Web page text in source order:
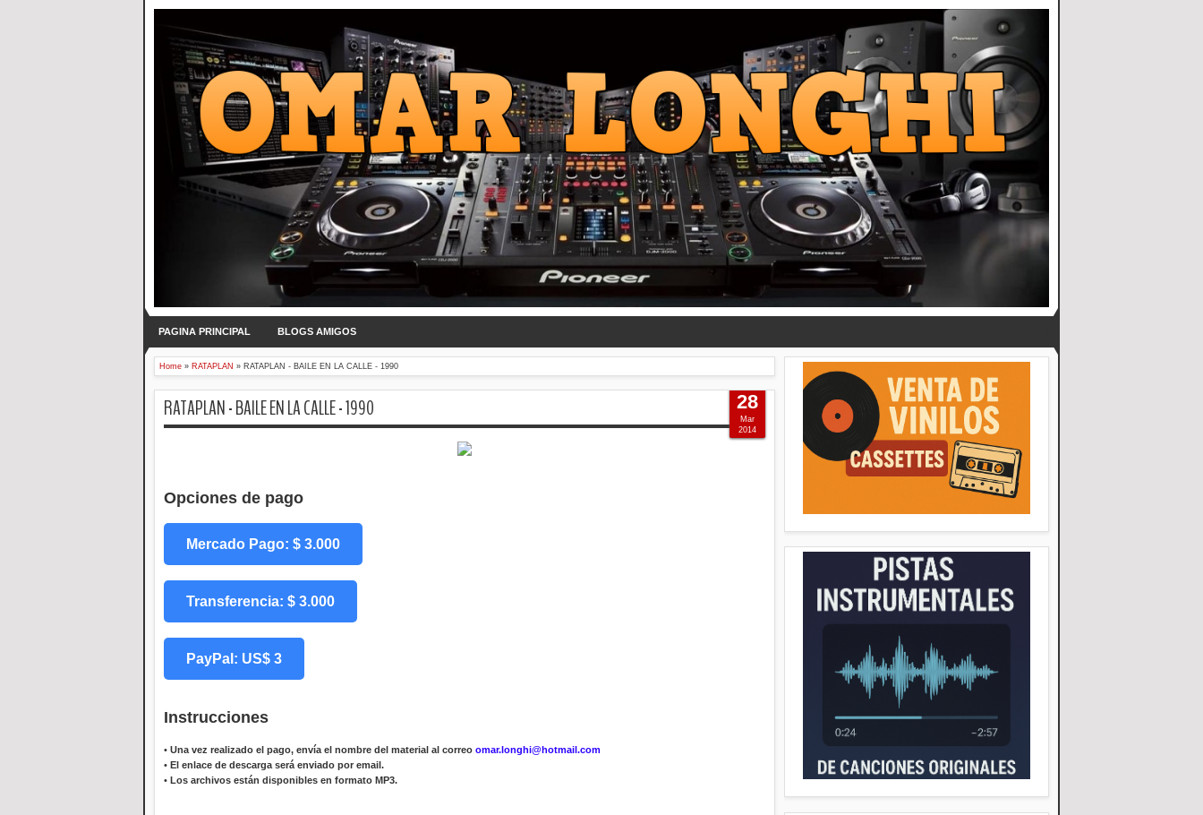
PAGINA PRINCIPAL BLOGS AMIGOS
Home » RATAPLAN » RATAPLAN - BAILE EN LA CALLE - 1990
RATAPLAN - BAILE EN LA CALLE - 1990
Opciones de pago
Mercado Pago: $ 3.000
Transferencia: $ 3.000
PayPal: US$ 3
Instrucciones
• Una vez realizado el pago, envía el nombre del material al correo omar.longhi@hotmail.com
• El enlace de descarga será enviado por email.
• Los archivos están disponibles en formato MP3.
28
Mar
2014